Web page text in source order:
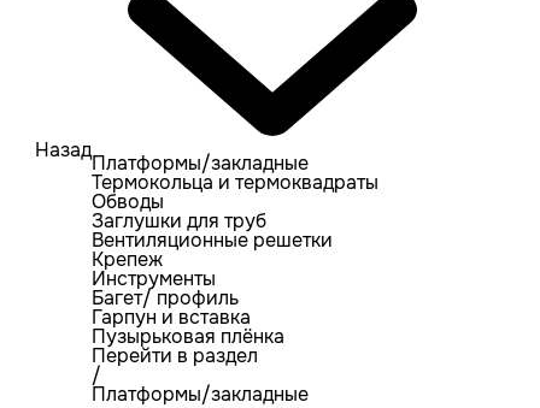
Назад
Платформы/закладные
Термокольца и термоквадраты
Обводы
Заглушки для труб
Вентиляционные решетки
Крепеж
Инструменты
Багет/ профиль
Гарпун и вставка
Пузырьковая плёнка
Перейти в раздел
/
Платформы/закладные